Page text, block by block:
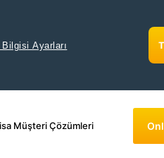
Ayarları
Müşteri Çözümleri